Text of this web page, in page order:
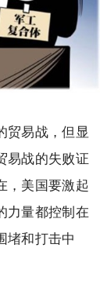
贸易战，但显
易战的失败证
，美国要激起
力量都控制在
堵和打击中